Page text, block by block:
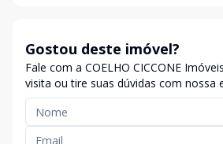
Gostou deste imóvel?
Fale com a COELHO CICCONE
visita ou tire suas dúvidas com nossa